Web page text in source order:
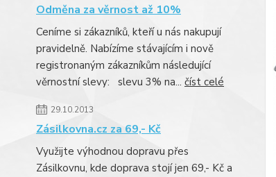
Odměna za věrnost až 10%
Ceníme si zákazníků, kteří u nás nakupují
pravidelně. Nabízíme stávajícím i nově
registronaným zákazníkům následující
věrnostní slevy: slevu 3% na... číst celé
29.10.2013
Zásilkovna.cz za 69,- Kč
Využijte výhodnou dopravu přes
Zásilkovnu, kde doprava stojí jen 69,- Kč a